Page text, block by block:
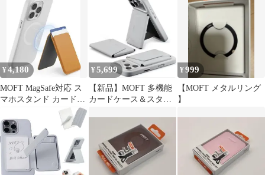
iPhoneケース スマホケ
ース マット クリア カ
バー リング付き おしゃ
れ かわいい 韓国
ンフォンスタンド & ウ
MS007MP-1-MO Snap-
on Phone Stand & Wallet
MOV カラー3 [MFT-92]
¥4,180
MOFT MagSafe対応 ス
マホスタンド カードケ
¥ 5,699
【新品】MOFT 多機能
カードケース＆スタン
¥999
【MOFT メタルリング
】